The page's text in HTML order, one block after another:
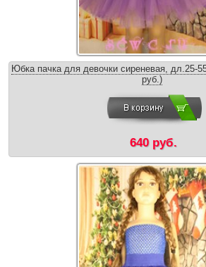
Юбка пачка для девочки сиреневая, дл.25-
руб.)
640 руб.